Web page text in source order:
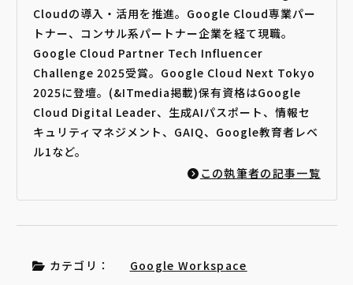
Cloudの導入・活用を推進。Google Cloud専業パー
トナー、コンサル系パートナー企業を経て現職。
Google Cloud Partner Tech Influencer
Challenge 2025受賞。Google Cloud Next Tokyo
2025に登壇。(&ITmedia掲載)保有資格はGoogle
Cloud Digital Leader、生成AIパスポート、情報セ
キュリティマネジメント、GAIQ、Google教育者レベ
ル1など。
この執筆者の記事一覧
カテゴリ： Google Workspace